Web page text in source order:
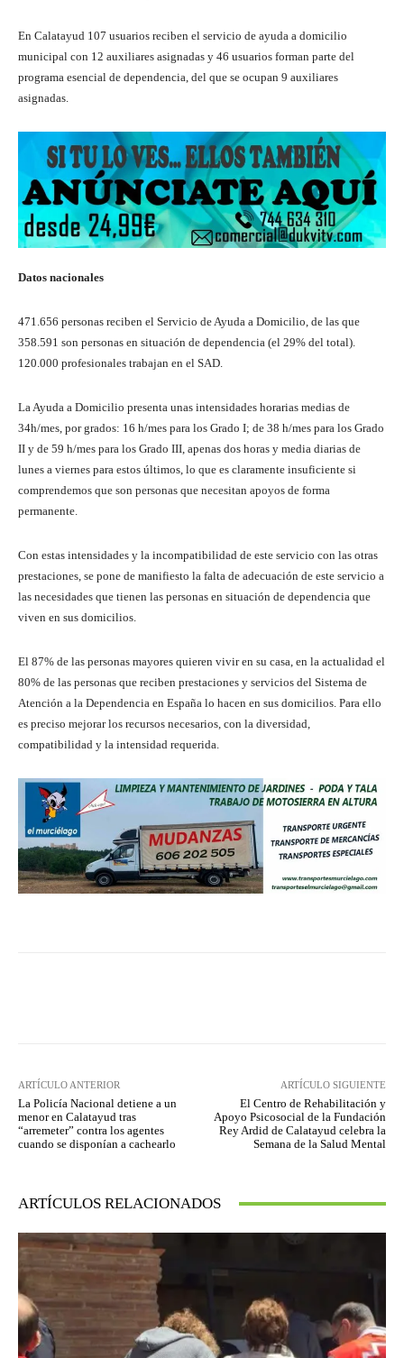
En Calatayud 107 usuarios reciben el servicio de ayuda a domicilio
municipal con 12 auxiliares asignadas y 46 usuarios forman parte del
programa esencial de dependencia, del que se ocupan 9 auxiliares
asignadas.
Datos nacionales
471.656 personas reciben el Servicio de Ayuda a Domicilio, de las que
358.591 son personas en situación de dependencia (el 29% del total).
120.000 profesionales trabajan en el SAD.
La Ayuda a Domicilio presenta unas intensidades horarias medias de
34h/mes, por grados: 16 h/mes para los Grado I; de 38 h/mes para los Grado
II y de 59 h/mes para los Grado III, apenas dos horas y media diarias de
lunes a viernes para estos últimos, lo que es claramente insuficiente si
comprendemos que son personas que necesitan apoyos de forma
permanente.
Con estas intensidades y la incompatibilidad de este servicio con las otras
prestaciones, se pone de manifiesto la falta de adecuación de este servicio a
las necesidades que tienen las personas en situación de dependencia que
viven en sus domicilios.
El 87% de las personas mayores quieren vivir en su casa, en la actualidad el
80% de las personas que reciben prestaciones y servicios del Sistema de
Atención a la Dependencia en España lo hacen en sus domicilios. Para ello
es preciso mejorar los recursos necesarios, con la diversidad,
compatibilidad y la intensidad requerida.
ARTÍCULO ANTERIOR
La Policía Nacional detiene a un
menor en Calatayud tras
“arremeter” contra los agentes
cuando se disponían a cachearlo
ARTÍCULO SIGUIENTE
El Centro de Rehabilitación y
Apoyo Psicosocial de la Fundación
Rey Ardid de Calatayud celebra la
Semana de la Salud Mental
ARTÍCULOS RELACIONADOS